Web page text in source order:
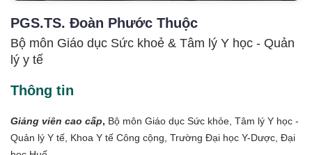
PGS.TS. Đoàn Phước Thuộc
Bộ môn Giáo dục Sức khoẻ & Tâm lý Y học - Quản
lý y tế
Thông tin
Giảng viên cao cấp, Bộ môn Giáo dục Sức khỏe, Tâm lý Y học -
Quản lý Y tế, Khoa Y tế Công cộng, Trường Đại học Y-Dược, Đại